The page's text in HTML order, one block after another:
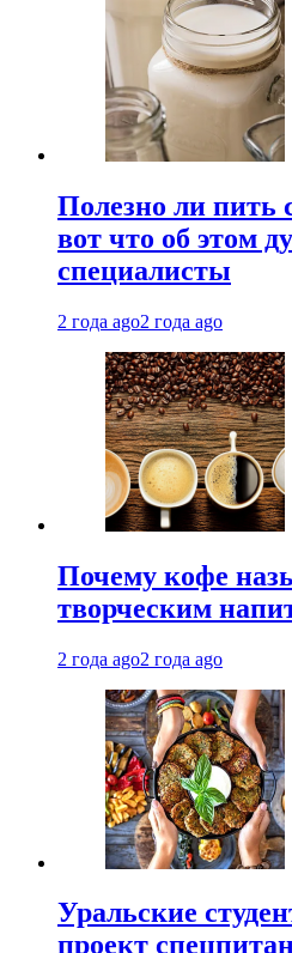
Полезно ли пить
вот что об этом
специалисты
2 года ago2 года ago
Почему кофе
творческим
2 года ago2 года ago
Уральские
проект